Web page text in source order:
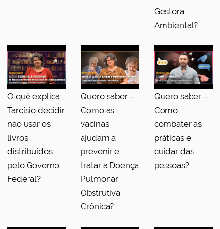
Gestora
Ambiental?
O quê explica
Tarcísio decidir
não usar os
livros
distribuídos
pelo Governo
Federal?
Quero saber -
Como as
vacinas
ajudam a
prevenir e
tratar a Doença
Pulmonar
Obstrutiva
Crônica?
Quero saber –
Como
combater as
práticas e
cuidar das
pessoas?